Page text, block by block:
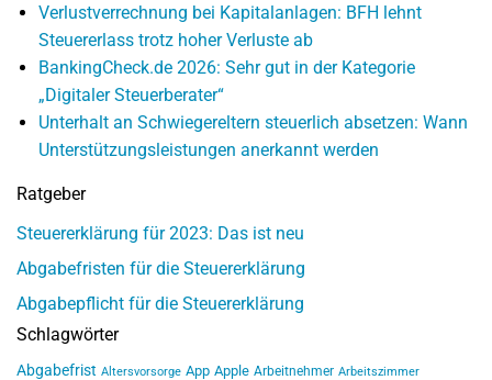
Verlustverrechnung bei Kapitalanlagen: BFH lehnt
Steuererlass trotz hoher Verluste ab
BankingCheck.de 2026: Sehr gut in der Kategorie
„Digitaler Steuerberater“
Unterhalt an Schwiegereltern steuerlich absetzen: Wann
Unterstützungsleistungen anerkannt werden
Ratgeber
Steuererklärung für 2023: Das ist neu
Abgabefristen für die Steuererklärung
Abgabepflicht für die Steuererklärung
Schlagwörter
Abgabefrist Altersvorsorge App Apple Arbeitnehmer Arbeitszimmer